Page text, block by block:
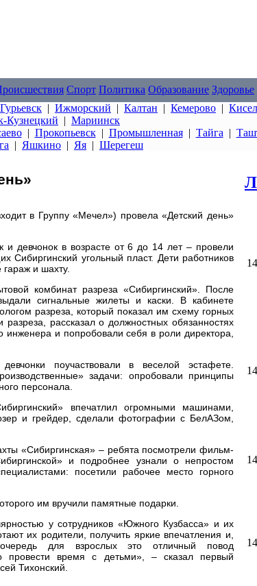
Спорт Политика Образование Здоровье
Гурьевск | Ижморский | Калтан | Кемерово |
Кузнецкий | Мариинск
| Прокопьевск| Промышленная| Тайга |
| Яшкино | Яя | Шерегеш
в Группу «Мечел») провела «Детский день»
девчонок в возрасте от 6 до 14 лет – провели
Сибиргинский угольный пласт. Дети работников
и шахту.
комбинат разреза «Сибиргинский». После
сигнальные жилеты и каски. В кабинете
разреза, который показал им схему горных
рассказал о должностных обязанностях
инженера и попробовали себя в роли директора,
поучаствовали в веселой эстафете.
задачи: опробовали принципы
персонала.
впечатлил огромными машинами,
и грейдер, сделали фотографии с БелАЗом,
«Сибиргинская» – ребята посмотрели фильм-
и подробнее узнали о непростом
посетили рабочее место горного
им вручили памятные подарки.
у сотрудников «Южного Кузбасса» и их
их родители, получить яркие впечатления и,
для взрослых это отличный повод
провести время с детьми», – сказал первый
Тихонский.